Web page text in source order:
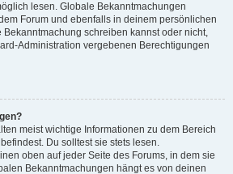
lesen. Globale Bekanntmachungen
Forum und ebenfalls in deinem persönlichen
Bekanntmachung schreiben kannst oder nicht,
Administration vergebenen Berechtigungen
meist wichtige Informationen zu dem Bereich
Du solltest sie stets lesen.
oben auf jeder Seite des Forums, in dem sie
Bekanntmachungen hängt es von deinen